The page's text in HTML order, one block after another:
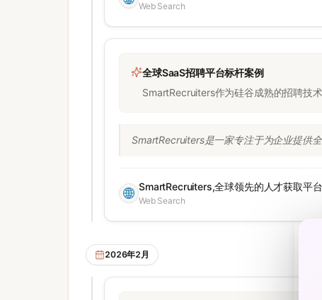
Web Search
全球SaaS招聘平台标杆案例
SmartRecruiters作为硅谷成熟的招聘技
SmartRecruiters是一家专注于为企业提供
SmartRecruiters,全球领先的人才获取平
Web Search
2026年2月